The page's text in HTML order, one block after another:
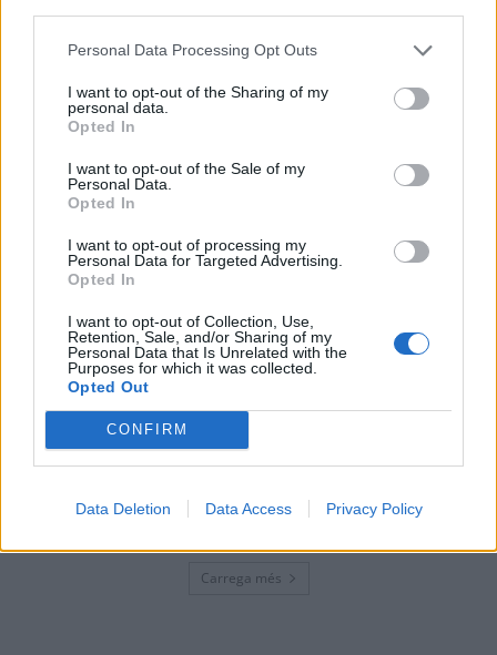
Personal Data Processing Opt Outs
I want to opt-out of the Sharing of my
personal data.
Opted In
I want to opt-out of the Sale of my
Personal Data.
Opted In
I want to opt-out of processing my
Personal Data for Targeted Advertising.
Opted In
I want to opt-out of Collection, Use,
Retention, Sale, and/or Sharing of my
Personal Data that Is Unrelated with the
Purposes for which it was collected.
Opted Out
CONFIRM
Data Deletion Data Access Privacy Policy
Amposta recupera les Cases del Castell
i culmina un projecte estratègic que
vincula patrimoni, turisme i
40 peces a concurs
31 de juliol de 2026
“L’eclipsi serà una oportunitat també
per a gaudir de les Festes Majors
d’Amposta”
Blaumut lidera el cartell musical de les
31 de juliol de 2026
Carrega més